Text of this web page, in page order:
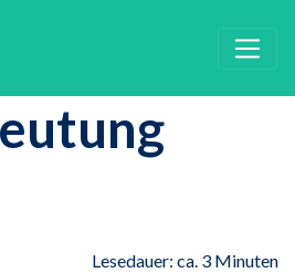
Lesedauer: ca. 3 Minuten